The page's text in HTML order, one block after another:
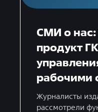
СМИ о нас:
продукт
рабочими
Журналисты
рассмотрели